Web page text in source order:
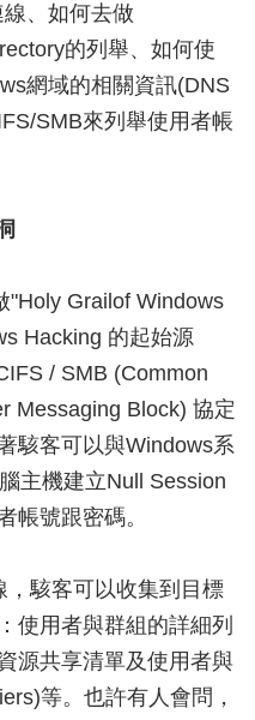
、如何去做
的列舉、如何使
網域的相關資訊(DNS
SMB來列舉使用者帳
Grailof Windows
Hacking 的起始源
/ SMB (Common
Messaging Block) 協定
駭客可以與Windows系
主機建立Null Session
帳號跟密碼。
駭客可以收集到目標
使用者與群組的詳細列
源共享清單及使用者與
等。也許有人會問，